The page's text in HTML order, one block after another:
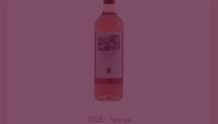
2025 Spanje